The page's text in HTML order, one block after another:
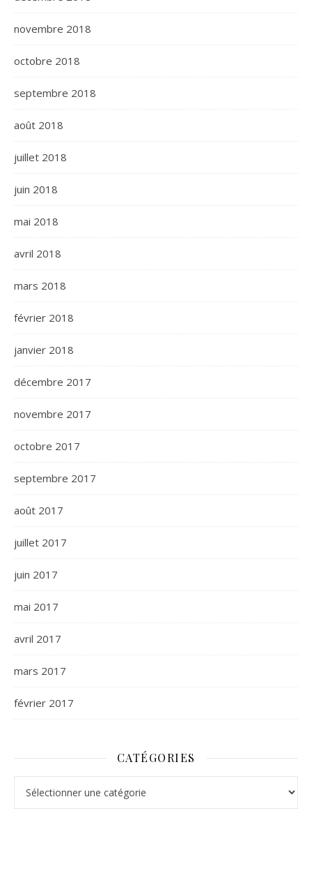
novembre 2018
octobre 2018
septembre 2018
août 2018
juillet 2018
juin 2018
mai 2018
avril 2018
mars 2018
février 2018
janvier 2018
décembre 2017
novembre 2017
octobre 2017
septembre 2017
août 2017
juillet 2017
juin 2017
mai 2017
avril 2017
mars 2017
février 2017
CATÉGORIES